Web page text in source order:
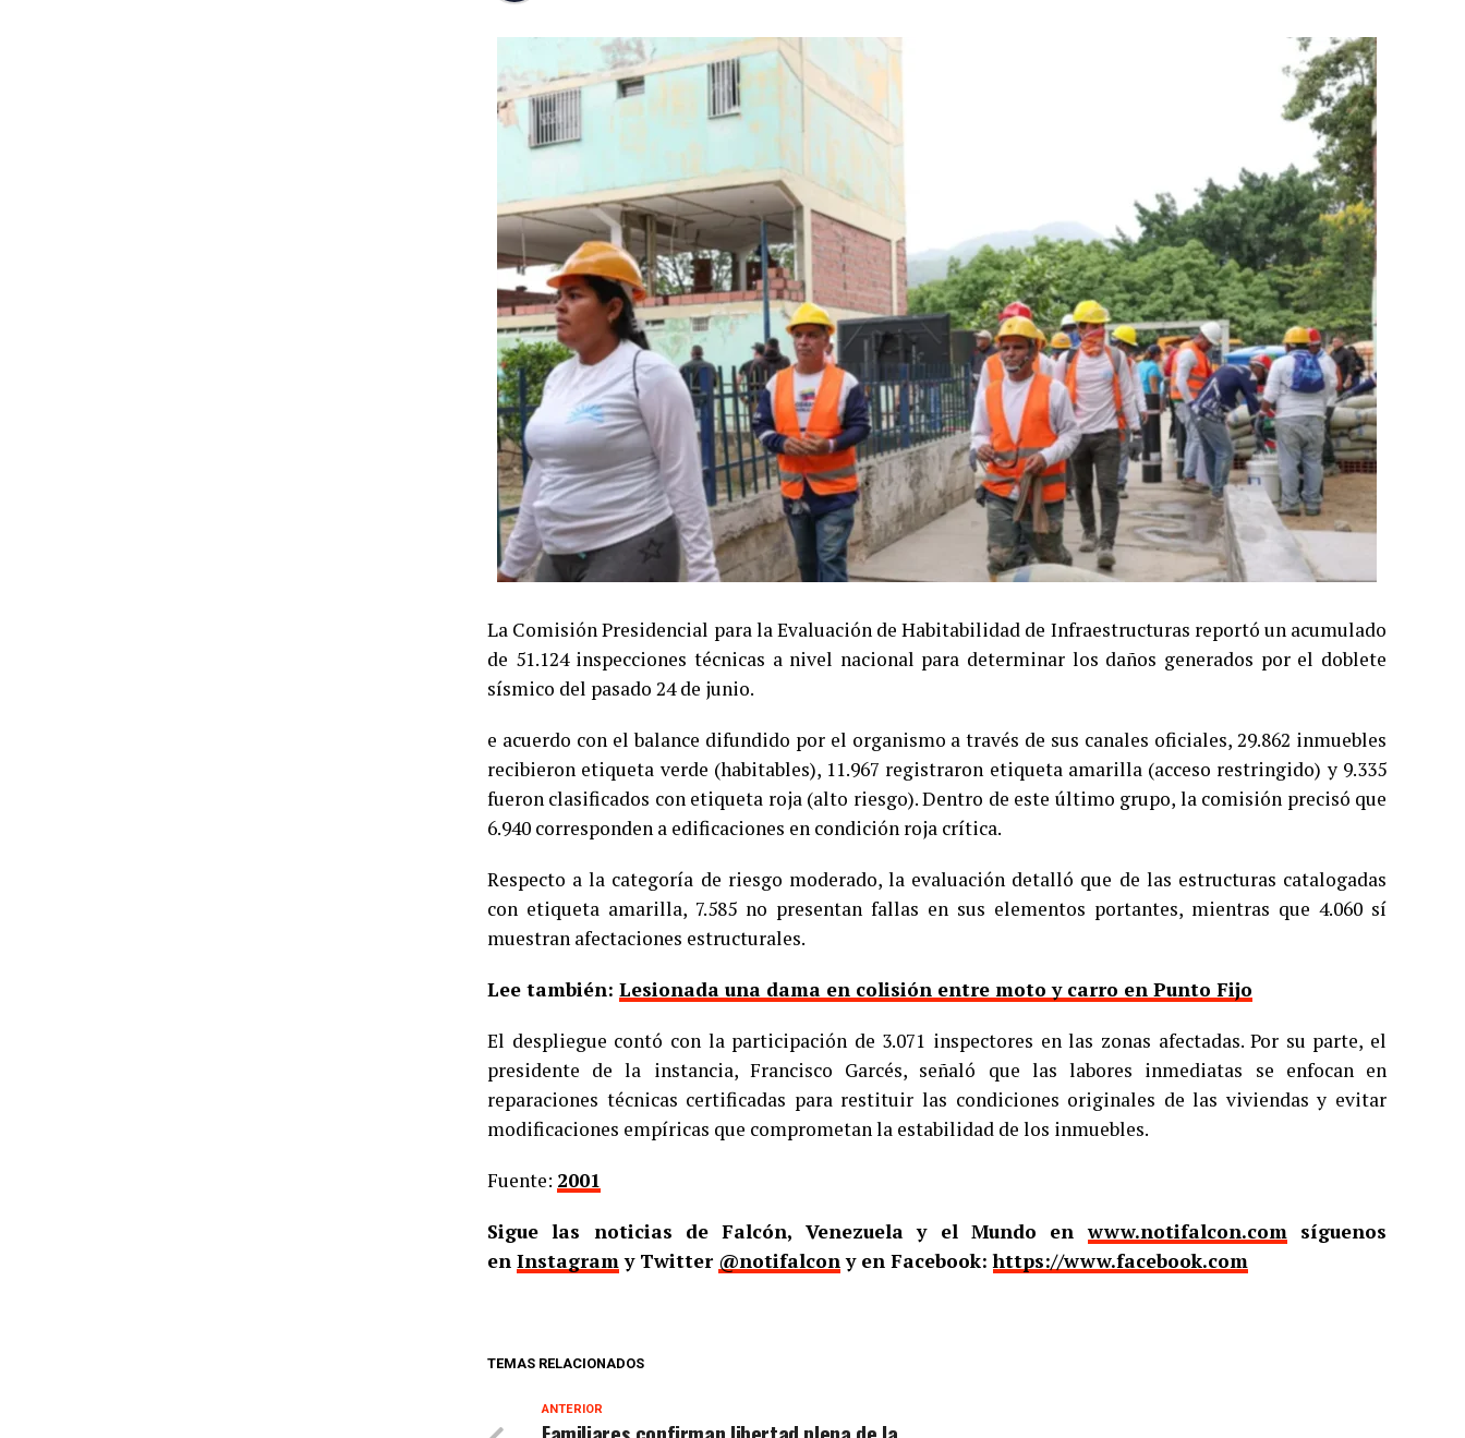
La Comisión Presidencial para la Evaluación de Habitabilidad de Infraestructuras reportó un acumulado
de 51.124 inspecciones técnicas a nivel nacional para determinar los daños generados por el doblete
sísmico del pasado 24 de junio.
e acuerdo con el balance difundido por el organismo a través de sus canales oficiales, 29.862 inmuebles
recibieron etiqueta verde (habitables), 11.967 registraron etiqueta amarilla (acceso restringido) y 9.335
fueron clasificados con etiqueta roja (alto riesgo). Dentro de este último grupo, la comisión precisó que
6.940 corresponden a edificaciones en condición roja crítica.
Respecto a la categoría de riesgo moderado, la evaluación detalló que de las estructuras catalogadas
con etiqueta amarilla, 7.585 no presentan fallas en sus elementos portantes, mientras que 4.060 sí
muestran afectaciones estructurales.
Lee también: Lesionada una dama en colisión entre moto y carro en Punto Fijo
El despliegue contó con la participación de 3.071 inspectores en las zonas afectadas. Por su parte, el
presidente de la instancia, Francisco Garcés, señaló que las labores inmediatas se enfocan en
reparaciones técnicas certificadas para restituir las condiciones originales de las viviendas y evitar
modificaciones empíricas que comprometan la estabilidad de los inmuebles.
Fuente: 2001
Sigue las noticias de Falcón, Venezuela y el Mundo enwww.notifalcon.comsíguenos
en Instagramy Twitter @notifalcony en Facebook:https://www.facebook.com
TEMAS RELACIONADOS
ANTERIOR